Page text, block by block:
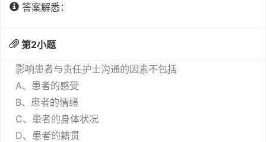
答案解悉：
第2小题
影响患者与责任护士沟通的因素不包括
A、患者的感受
B、患者的情绪
C、患者的身体状况
D、患者的籍贯